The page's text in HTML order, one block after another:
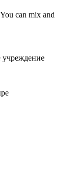
can mix and
учреждение